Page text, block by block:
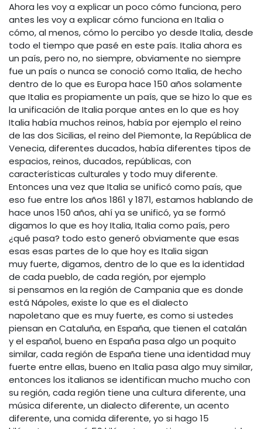
Ahora les voy a explicar un poco cómo funciona, pero
antes les voy a explicar cómo funciona en Italia o
cómo, al menos, cómo lo percibo yo desde Italia, desde
todo el tiempo que pasé en este país. Italia ahora es
un país, pero no, no siempre, obviamente no siempre
fue un país o nunca se conoció como Italia, de hecho
dentro de lo que es Europa hace 150 años solamente
que Italia es propiamente un país, que se hizo lo que es
la unificación de Italia porque antes en lo que es hoy
Italia había muchos reinos, había por ejemplo el reino
de las dos Sicilias, el reino del Piemonte, la República de
Venecia, diferentes ducados, había diferentes tipos de
espacios, reinos, ducados, repúblicas, con
características culturales y todo muy diferente.
Entonces una vez que Italia se unificó como país, que
eso fue entre los años 1861 y 1871, estamos hablando de
hace unos 150 años, ahí ya se unificó, ya se formó
digamos lo que es hoy Italia, Italia como país, pero
¿qué pasa? todo esto generó obviamente que esas
esas esas partes de lo que hoy es Italia sigan
muy fuerte, digamos, dentro de lo que es la identidad
de cada pueblo, de cada región, por ejemplo
si pensamos en la región de Campania que es donde
está Nápoles, existe lo que es el dialecto
napoletano que es muy fuerte, es como si ustedes
piensan en Cataluña, en España, que tienen el catalán
y el español, bueno en España pasa algo un poquito
similar, cada región de España tiene una identidad muy
fuerte entre ellas, bueno en Italia pasa algo muy similar,
entonces los italianos se identifican mucho mucho con
su región, cada región tiene una cultura diferente, una
música diferente, un dialecto diferente, un acento
diferente, una comida diferente, yo si hago 15